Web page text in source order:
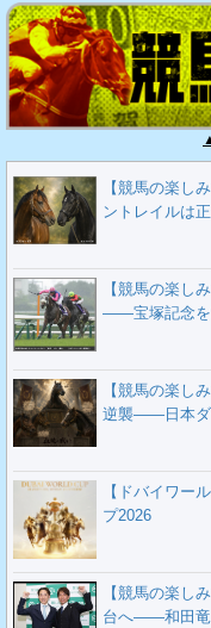
【競馬の楽し
ントレイルは
【競馬の楽し
――宝塚記念を
【競馬の楽し
逆襲――日本ダ
【ドバイワー
プ2026
【競馬の楽し
台へ――和田竜